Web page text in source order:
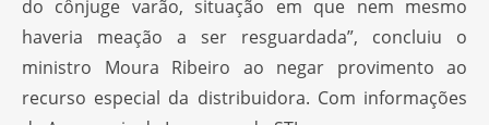
do cônjuge varão, situação em que nem mesmo
haveria meação a ser resguardada”, concluiu o
ministro Moura Ribeiro ao negar provimento ao
recurso especial da distribuidora. Com informações